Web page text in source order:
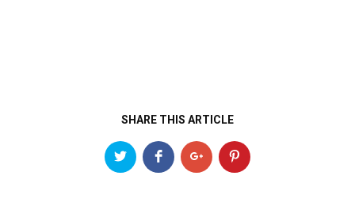
SHARE THIS ARTICLE